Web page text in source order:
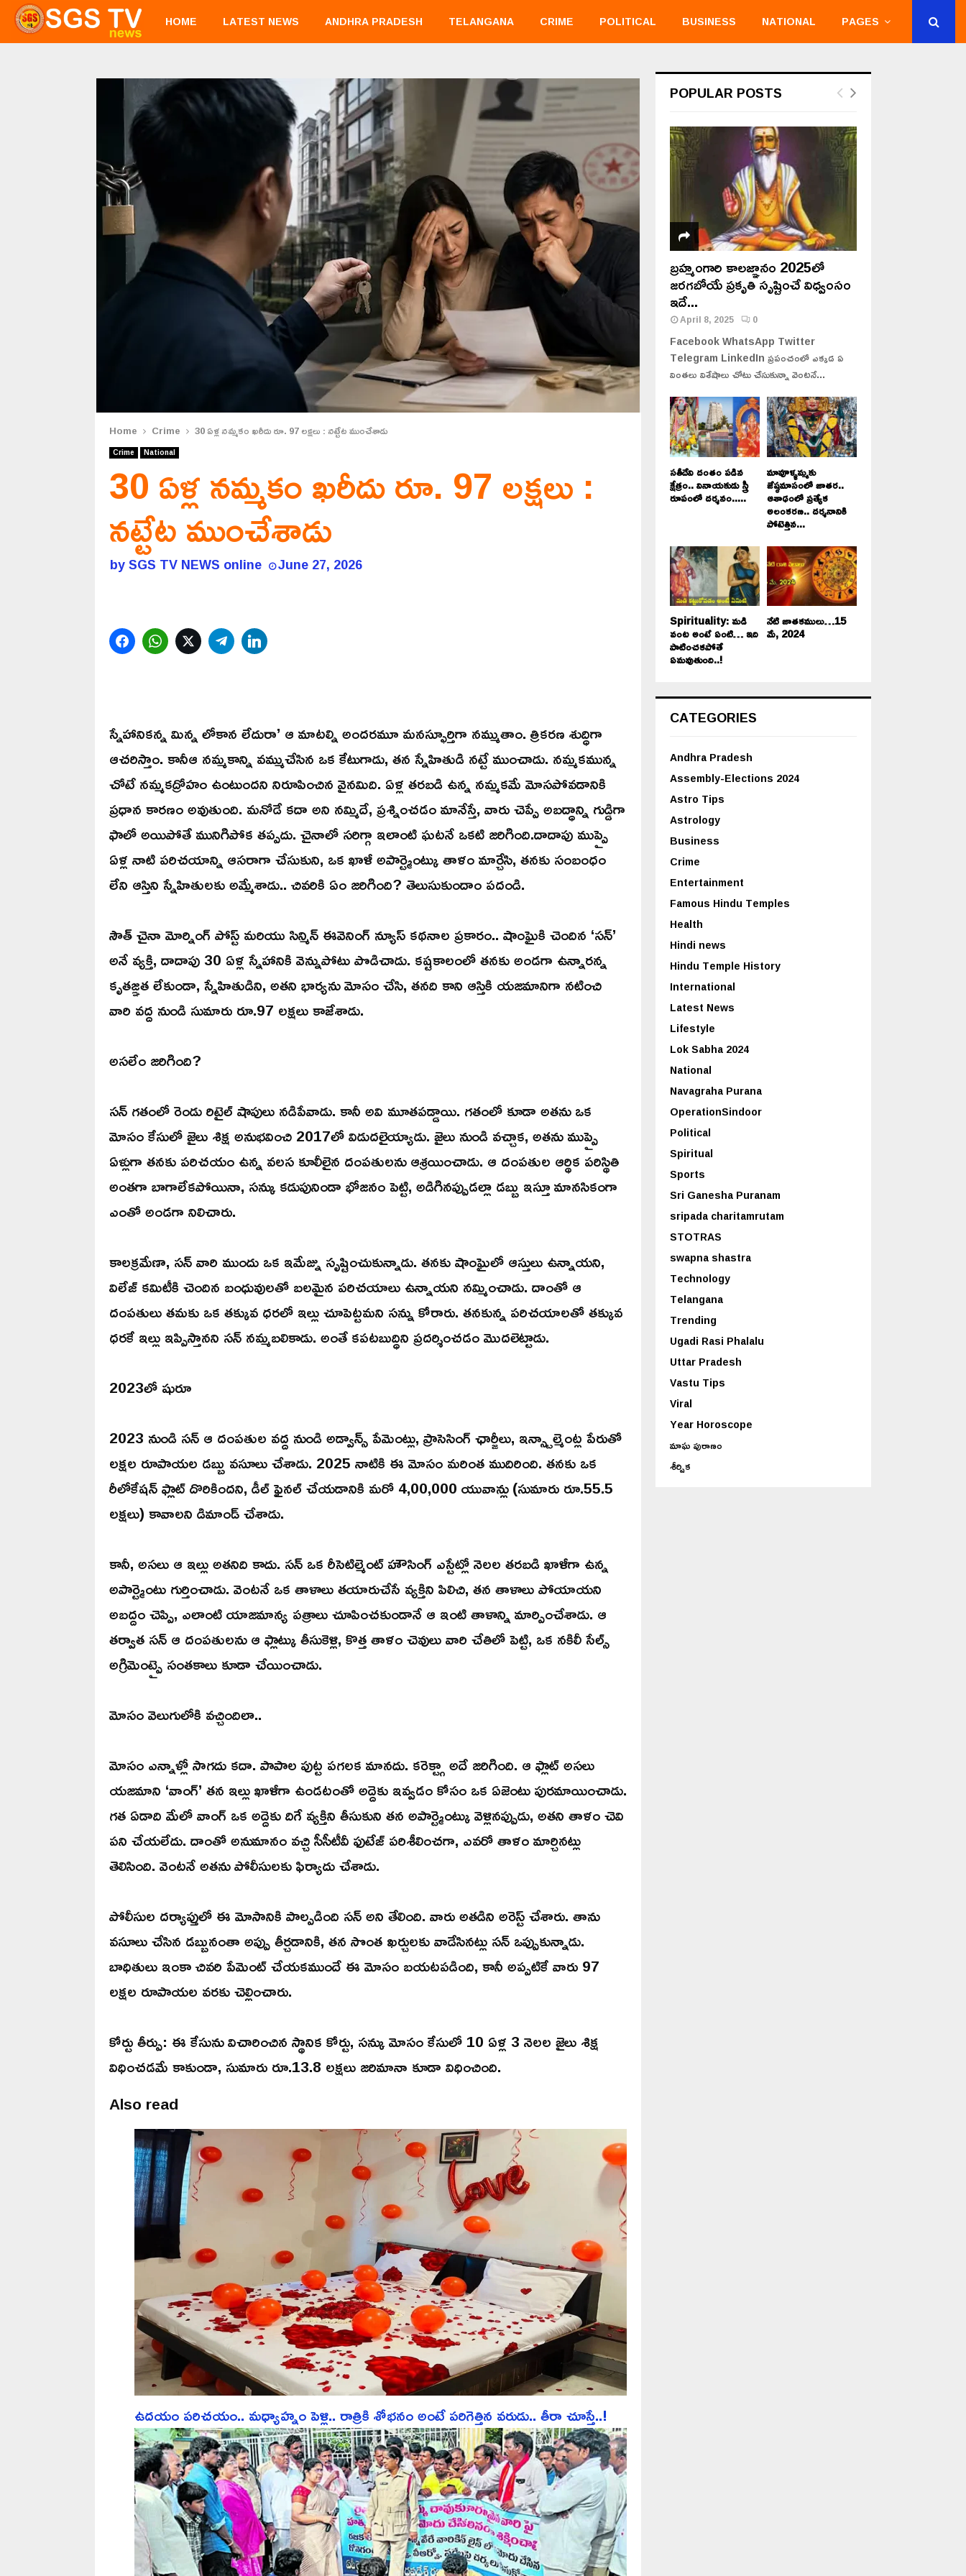
HOME LATEST NEWS ANDHRA PRADESH TELANGANA CRIME POLITICAL BUSINESS NATIONAL PAGES
Home Crime 30 ఏళ్ల నమ్మకం ఖరీదు రూ. 97 లక్షలు : నట్టేట ముంచేశాడు
Crime National
30 ఏళ్ల నమ్మకం ఖరీదు రూ. 97 లక్షలు :
నట్టేట ముంచేశాడు
bySGS TV NEWS online June 27, 2026
FacebookWhatsAppTwitterTelegram
స్నేహానికన్న మిన్న లోకాన లేదురా’ ఆ మాటల్ని అందరమూ మనస్ఫూర్తిగా నమ్ముతాం. త్రికరణ శుద్ధిగా
ఆచరిస్తాం. కానీఆ నమ్మకాన్ని వమ్ముచేసిన ఒక కేటుగాడు, తన స్నేహితుడి నట్టే ముంచాడు. నమ్మకమున్న
చోటే నమ్మకద్రోహం ఉంటుందని నిరూపించిన వైనమిది. ఏళ్ల తరబడి ఉన్న నమ్మకమే మోసపోవడానికి
ప్రధాన కారణం అవుతుంది. మనోడే కదా అని నమ్మిదే, ప్రశ్నించడం మానేస్తే, వారు చెప్పే అబద్ధాన్ని గుడ్డిగా
ఫాలో అయిపోతే మునిగిపోక తప్పదు. చైనాలో సరిగ్గా ఇలాంటి ఘటనే ఒకటి జరిగింది.దాదాపు ముప్పై
ఏళ్ల నాటి పరిచయాన్ని ఆసరాగా చేసుకుని, ఒక ఖాళీ అపార్ట్మెంట్కు తాళం మార్చేసి, తనకు సంబంధం
లేని ఆస్తిని స్నేహితులకు అమ్మేశాడు.. చివరికి ఏం జరిగింది? తెలుసుకుందాం పదండి.
సౌత్ చైనా మోర్నింగ్ పోస్ట్ మరియు సిన్మిన్ ఈవెనింగ్ న్యూస్ కథనాల ప్రకారం.. షాంఘైకి చెందిన ‘సన్’
అనే వ్యక్తి, దాదాపు 30 ఏళ్ల స్నేహానికి వెన్నుపోటు పొడిచాడు. కష్టకాలంలో తనకు అండగా ఉన్నారన్న
కృతజ్ఞత లేకుండా, స్నేహితుడిని, అతని భార్యను మోసం చేసి, తనది కాని ఆస్తికి యజమానిగా నటించి
వారి వద్ద నుండి సుమారు రూ.97 లక్షలు కాజేశాడు.
అసలేం జరిగింది?
సన్ గతంలో రెండు రిటైల్ షాపులు నడిపేవాడు. కానీ అవి మూతపడ్డాయి. గతంలో కూడా అతను ఒక
మోసం కేసులో జైలు శిక్ష అనుభవించి 2017లో విడుదలైయ్యాడు. జైలు నుండి వచ్చాక, అతను ముప్పై
ఏళ్లుగా తనకు పరిచయం ఉన్న వలస కూలీలైన దంపతులను ఆశ్రయించాడు. ఆ దంపతుల ఆర్థిక పరిస్థితి
అంతగా బాగాలేకపోయినా, సన్కు కడుపునిండా భోజనం పెట్టి, అడిగినప్పుడల్లా డబ్బు ఇస్తూ మానసికంగా
ఎంతో అండగా నిలిచారు.
కాలక్రమేణా, సన్ వారి ముందు ఒక ఇమేజ్ను సృష్టించుకున్నాడు. తనకు షాంఘైలో ఆస్తులు ఉన్నాయని,
విలేజ్ కమిటీకి చెందిన బంధువులతో బలమైన పరిచయాలు ఉన్నాయని నమ్మించాడు. దాంతో ఆ
దంపతులు తమకు ఒక తక్కువ ధరలో ఇల్లు చూపెట్టమని సన్ను కోరారు. తనకున్న పరిచయాలతో తక్కువ
ధరకే ఇల్లు ఇప్పిస్తానని సన్ నమ్మబలికాడు. అంతే కపటబుద్ధిని ప్రదర్శించడం మొదలెట్టాడు.
2023లో షురూ
2023 నుండి సన్ ఆ దంపతుల వద్ద నుండి అడ్వాన్స్ పేమెంట్లు, ప్రాసెసింగ్ ఛార్జీలు, ఇన్స్టాల్మెంట్ల పేరుతో
లక్షల రూపాయల డబ్బు వసూలు చేశాడు. 2025 నాటికి ఈ మోసం మరింత ముదిరింది. తనకు ఒక
రీలోకేషన్ ఫ్లాట్ దొరికిందని, డీల్ ఫైనల్ చేయడానికి మరో 4,00,000 యువాన్లు (సుమారు రూ.55.5
లక్షలు) కావాలని డిమాండ్ చేశాడు.
కానీ, అసలు ఆ ఇల్లు అతనిది కాదు. సన్ ఒక రీసెటిల్మెంట్ హౌసింగ్ ఎస్టేట్లో నెలల తరబడి ఖాళీగా ఉన్న
అపార్ట్మెంటు గుర్తించాడు. వెంటనే ఒక తాళాలు తయారుచేసే వ్యక్తిని పిలిచి, తన తాళాలు పోయాయని
అబద్దం చెప్పి, ఎలాంటి యాజమాన్య పత్రాలు చూపించకుండానే ఆ ఇంటి తాళాన్ని మార్పించేశాడు. ఆ
తర్వాత సన్ ఆ దంపతులను ఆ ఫ్లాట్కు తీసుకెళ్లి, కొత్త తాళం చెవులు వారి చేతిలో పెట్టి, ఒక నకిలీ సేల్స్
అగ్రిమెంట్పై సంతకాలు కూడా చేయించాడు.
మోసం వెలుగులోకి వచ్చిందిలా..
మోసం ఎన్నాళ్లో సాగదు కదా. పాపాల పుట్ట పగలక మానదు. కరెక్ట్గా అదే జరిగింది. ఆ ఫ్లాట్ అసలు
యజమాని ‘వాంగ్’ తన ఇల్లు ఖాళీగా ఉండటంతో అద్దెకు ఇవ్వడం కోసం ఒక ఏజెంటు పురమాయించాడు.
గత ఏడాది మేలో వాంగ్ ఒక అద్దెకు దిగే వ్యక్తిని తీసుకుని తన అపార్ట్మెంట్కు వెళ్లినప్పుడు, అతని తాళం చెవి
పని చేయలేదు. దాంతో అనుమానం వచ్చి సీసీటీవీ ఫుటేజ్ పరిశీలించగా, ఎవరో తాళం మార్చినట్లు
తెలిసింది. వెంటనే అతను పోలీసులకు ఫిర్యాదు చేశాడు.
పోలీసుల దర్యాప్తులో ఈ మోసానికి పాల్పడింది సన్ అని తేలింది. వారు అతడిని అరెస్ట్ చేశారు. తాను
వసూలు చేసిన డబ్బునంతా అప్పు తీర్చడానికి, తన సొంత ఖర్చులకు వాడేసినట్లు సన్ ఒప్పుకున్నాడు.
బాధితులు ఇంకా చివరి పేమెంట్ చేయకముందే ఈ మోసం బయటపడింది, కానీ అప్పటికే వారు 97
లక్షల రూపాయల వరకు చెల్లించారు.
కోర్టు తీర్పు: ఈ కేసును విచారించిన స్థానిక కోర్టు, సన్కు మోసం కేసులో 10 ఏళ్ల 3 నెలల జైలు శిక్ష
విధించడమే కాకుండా, సుమారు రూ.13.8 లక్షలు జరిమానా కూడా విధించింది.
Also read
ఉదయం పరిచయం.. మధ్యాహ్నం పెళ్లి.. రాత్రికి శోభనం అంటే పరిగెత్తిన వరుడు.. తీరా చూస్తే..!
POPULAR POSTS
బ్రహ్మంగారి కాలజ్ఞానం 2025లో
జరగబోయే ప్రకృతి సృష్టించే విధ్వంసం
ఇదే...
April 8, 2025 0
Facebook WhatsApp Twitter
Telegram LinkedIn ప్రపంచంలో ఎక్కడ ఏ
వింతలు విశేషాలు చోటు చేసుకున్నా వెంటనే...
సతీదేవి దంతం పడిన
క్షేత్రం.. వినాయకుడు స్త్రీ
రూపంలో దర్శనం.....
మావూళ్ళమ్మకు
జేష్ఠమాసంలో జాతర..
ఆశాఢంలో ప్రత్యేక
అలంకరణ.. దర్శనానికి
పోటెత్తిన...
Spirituality: మడి
వంట అంటే ఏంటి… ఇది
పాటించకపోతే
ఏమవుతుంది..!
నేటి జాతకములు…15
మే, 2024
CATEGORIES
Andhra Pradesh
Assembly-Elections 2024
Astro Tips
Astrology
Business
Crime
Entertainment
Famous Hindu Temples
Health
Hindi news
Hindu Temple History
International
Latest News
Lifestyle
Lok Sabha 2024
National
Navagraha Purana
OperationSindoor
Political
Spiritual
Sports
Sri Ganesha Puranam
sripada charitamrutam
STOTRAS
swapna shastra
Technology
Telangana
Trending
Ugadi Rasi Phalalu
Uttar Pradesh
Vastu Tips
Viral
Year Horoscope
మాఘ పురాణం
శీర్షిక